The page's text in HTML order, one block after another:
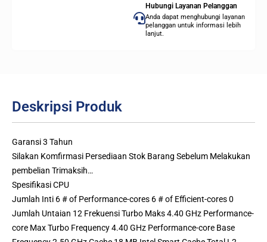
Hubungi Layanan Pelanggan
Anda dapat menghubungi layanan
pelanggan untuk informasi lebih
lanjut.
Deskripsi Produk
Garansi 3 Tahun
Silakan Komfirmasi Persediaan Stok Barang Sebelum Melakukan
pembelian Trimaksih…
Spesifikasi CPU
Jumlah Inti 6 # of Performance-cores 6 # of Efficient-cores 0
Jumlah Untaian 12 Frekuensi Turbo Maks 4.40 GHz Performance-
core Max Turbo Frequency 4.40 GHz Performance-core Base